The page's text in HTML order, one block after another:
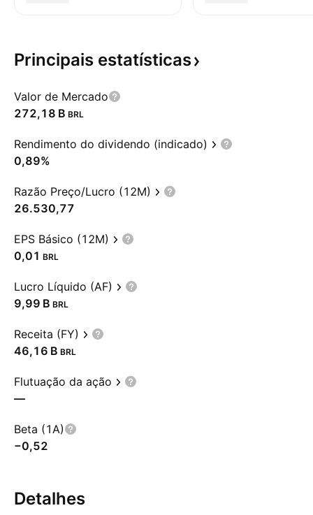
Principais estatísticas
Valor de Mercado
‪272,18 B‬ BRL
Rendimento do dividendo (indicado)
0,89%
Razão Preço/Lucro (12M)
26.530,77
EPS Básico (12M)
0,01 BRL
Lucro Líquido (AF)
‪9,99 B‬ BRL
Receita (FY)
‪46,16 B‬ BRL
Flutuação da ação
—
Beta (1A)
−0,52
Detalhes